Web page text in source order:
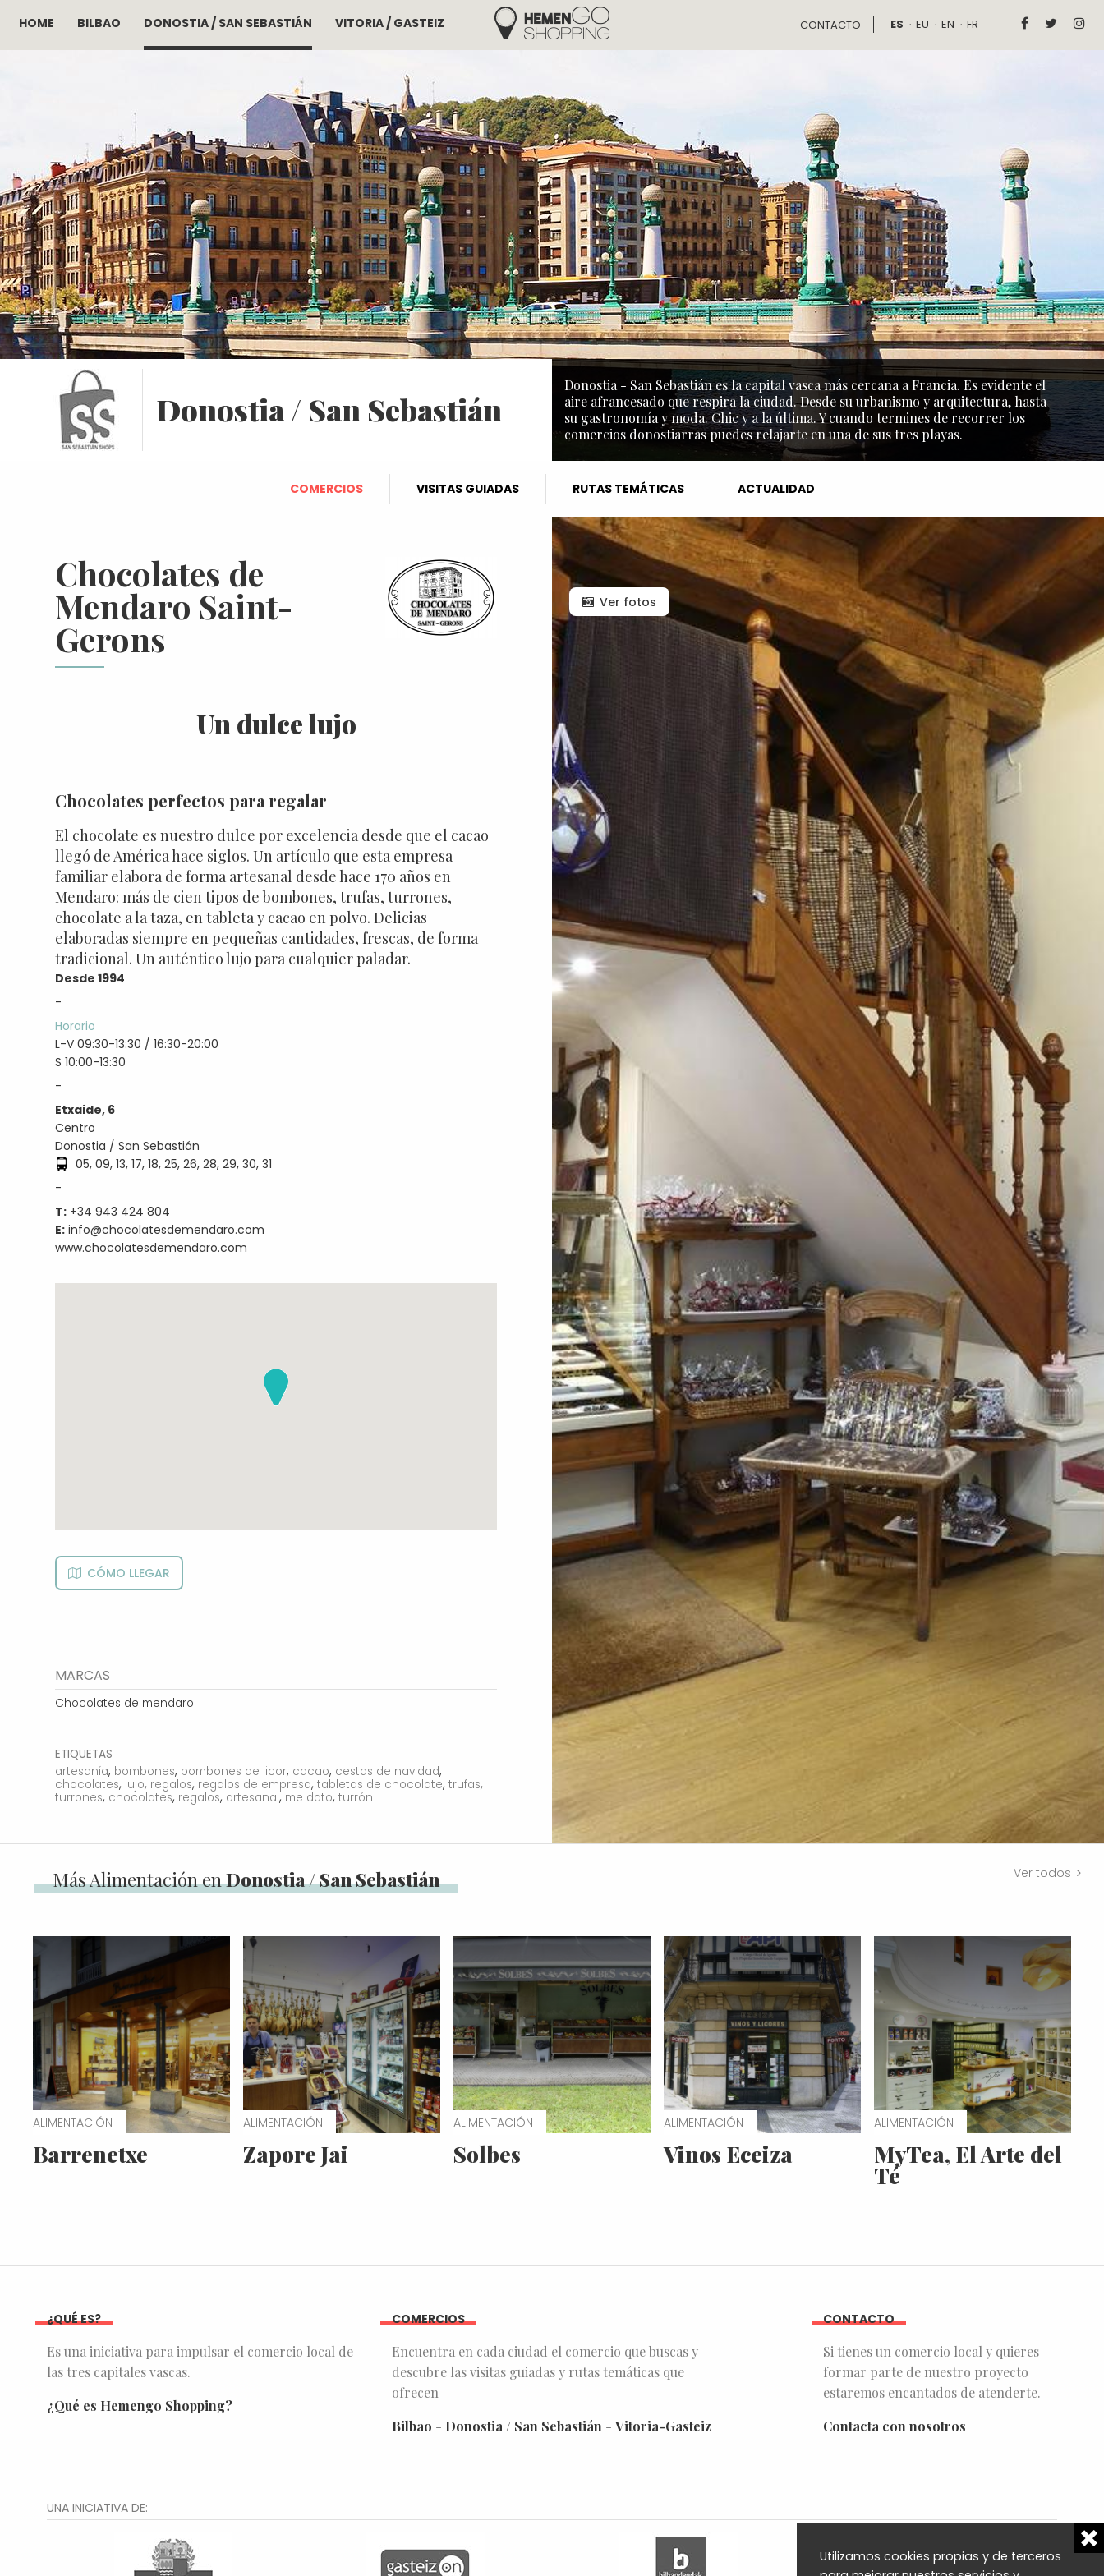
Pasar al contenido principal
HOME BILBAO DONOSTIA / SAN SEBASTIÁN VITORIA / GASTEIZ
Hemengo Shopping
CONTACTO ES EU EN FR   
Donostia / San Sebastián
Donostia - San Sebastián es la capital vasca más cercana a Francia. Es evidente el
aire afrancesado que respira la ciudad. Desde su urbanismo y arquitectura, hasta
su gastronomía y moda. Chic y a la última. Y cuando termines de recorrer los
comercios donostiarras puedes relajarte en una de sus tres playas.
COMERCIOS VISITAS GUIADAS RUTAS TEMÁTICAS ACTUALIDAD
Ver fotos
Chocolates de
Mendaro Saint-
Gerons
Un dulce lujo
Chocolates perfectos para regalar
El chocolate es nuestro dulce por excelencia desde que el cacao
llegó de América hace siglos. Un artículo que esta empresa
familiar elabora de forma artesanal desde hace 170 años en
Mendaro: más de cien tipos de bombones, trufas, turrones,
chocolate a la taza, en tableta y cacao en polvo. Delicias
elaboradas siempre en pequeñas cantidades, frescas, de forma
tradicional. Un auténtico lujo para cualquier paladar.
Desde 1994
-
Horario
L-V 09:30-13:30 / 16:30-20:00
S 10:00-13:30
-
Etxaide, 6
Centro
Donostia / San Sebastián
05, 09, 13, 17, 18, 25, 26, 28, 29, 30, 31
-
T: +34 943 424 804
E: info@chocolatesdemendaro.com
www.chocolatesdemendaro.com
CÓMO LLEGAR
MARCAS
Chocolates de mendaro
ETIQUETAS
artesanía, bombones, bombones de licor, cacao, cestas de navidad,
chocolates, lujo, regalos, regalos de empresa, tabletas de chocolate, trufas,
turrones, chocolates, regalos, artesanal, me dato, turrón
Más Alimentación enDonostia / San Sebastián Ver todos
ALIMENTACIÓN
Barrenetxe
ALIMENTACIÓN
Zapore Jai
ALIMENTACIÓN
Solbes
ALIMENTACIÓN
Vinos Eceiza
ALIMENTACIÓN
MyTea, El Arte del
Té
Utilizamos cookies propias y de terceros
¿QUÉ ES?
Es una iniciativa para impulsar el comercio local de
las tres capitales vascas.
¿Qué es Hemengo Shopping?
COMERCIOS
Encuentra en cada ciudad el comercio que buscas y
descubre las visitas guiadas y rutas temáticas que
ofrecen
Bilbao - Donostia / San Sebastián- Vitoria-Gasteiz
CONTACTO
Si tienes un comercio local y quieres
formar parte de nuestro proyecto
estaremos encantados de atenderte.
Contacta con nosotros
UNA INICIATIVA DE: